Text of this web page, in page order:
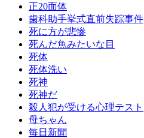
正20面体
歯科助手挙式直前失踪事件
死に方が悲惨
死んだ魚みたいな目
死体
死体洗い
死神
死神だ
殺人犯が受ける心理テスト
母ちゃん
毎日新聞